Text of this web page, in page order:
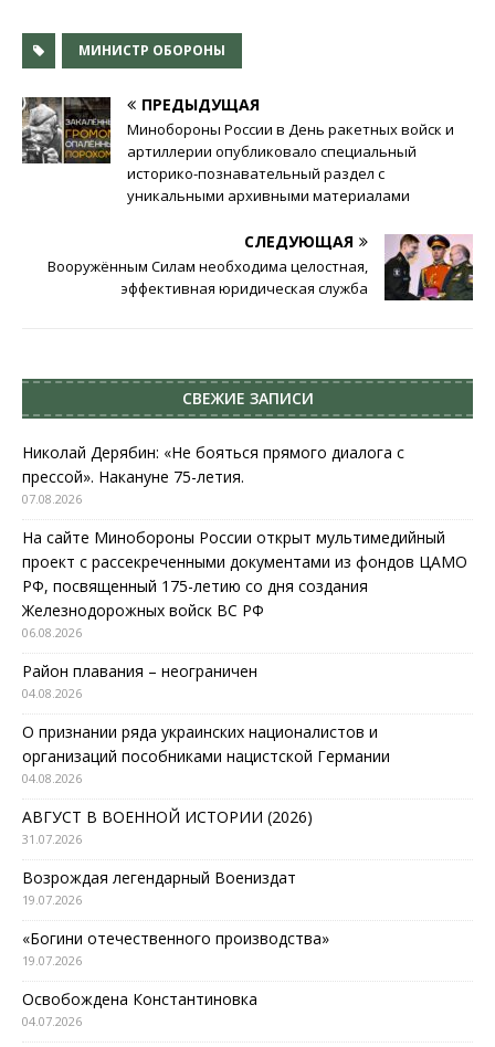
МИНИСТР ОБОРОНЫ
ПРЕДЫДУЩАЯ
Минобороны России в День ракетных войск и
артиллерии опубликовало специальный
историко-познавательный раздел с
уникальными архивными материалами
СЛЕДУЮЩАЯ
Вооружённым Силам необходима целостная,
эффективная юридическая служба
СВЕЖИЕ ЗАПИСИ
Николай Дерябин: «Не бояться прямого диалога с
прессой». Накануне 75-летия.
07.08.2026
На сайте Минобороны России открыт мультимедийный
проект с рассекреченными документами из фондов ЦАМО
РФ, посвященный 175-летию со дня создания
Железнодорожных войск ВС РФ
06.08.2026
Район плавания – неограничен
04.08.2026
О признании ряда украинских националистов и
организаций пособниками нацистской Германии
04.08.2026
АВГУСТ В ВОЕННОЙ ИСТОРИИ (2026)
31.07.2026
Возрождая легендарный Воениздат
19.07.2026
«Богини отечественного производства»
19.07.2026
Освобождена Константиновка
04.07.2026